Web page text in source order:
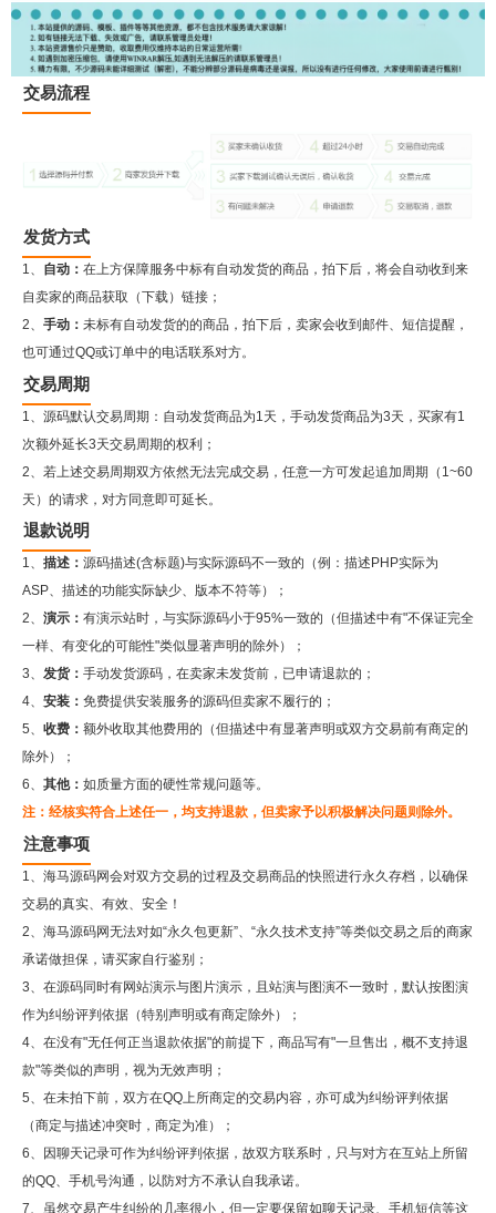
交易流程
发货方式
1、 自动： 在上方保障服务中标有自动发货的商品，拍下后，将会自动收到来
自卖家的商品获取（下载）链接；
2、 手动： 未标有自动发货的的商品，拍下后，卖家会收到邮件、短信提醒，
也可通过QQ或订单中的电话联系对方。
交易周期
1、源码默认交易周期：自动发货商品为1天，手动发货商品为3天，买家有1
次额外延长3天交易周期的权利；
2、若上述交易周期双方依然无法完成交易，任意一方可发起追加周期（1~60
天）的请求，对方同意即可延长。
退款说明
1、 描述： 源码描述(含标题)与实际源码不一致的（例：描述PHP实际为
ASP、描述的功能实际缺少、版本不符等）；
2、 演示： 有演示站时，与实际源码小于95%一致的（但描述中有"不保证完全
一样、有变化的可能性"类似显著声明的除外）；
3、 发货： 手动发货源码，在卖家未发货前，已申请退款的；
4、 安装： 免费提供安装服务的源码但卖家不履行的；
5、 收费： 额外收取其他费用的（但描述中有显著声明或双方交易前有商定的
除外）；
6、 其他： 如质量方面的硬性常规问题等。
注：经核实符合上述任一，均支持退款，但卖家予以积极解决问题则除外。
注意事项
1、海马源码网会对双方交易的过程及交易商品的快照进行永久存档，以确保
交易的真实、有效、安全！
2、 海马源码网无法对如“永久包更新”、“永久技术支持”等类似交易之后的商家
承诺做担保，请买家自行鉴别；
3、在源码同时有网站演示与图片演示，且站演与图演不一致时，默认按图演
作为纠纷评判依据（特别声明或有商定除外）；
4、在没有"无任何正当退款依据"的前提下，商品写有"一旦售出，概不支持退
款"等类似的声明，视为无效声明；
5、在未拍下前，双方在QQ上所商定的交易内容，亦可成为纠纷评判依据
（商定与描述冲突时，商定为准）；
6、因聊天记录可作为纠纷评判依据，故双方联系时，只与对方在互站上所留
的QQ、手机号沟通，以防对方不承认自我承诺。
7、虽然交易产生纠纷的几率很小，但一定要保留如聊天记录、手机短信等这